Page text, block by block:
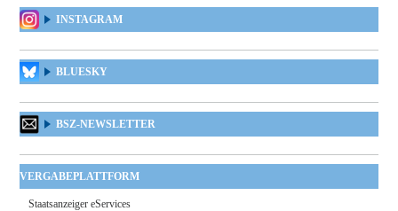
INSTAGRAM
BLUESKY
BSZ-NEWSLETTER
VERGABEPLATTFORM
Staatsanzeiger eServices